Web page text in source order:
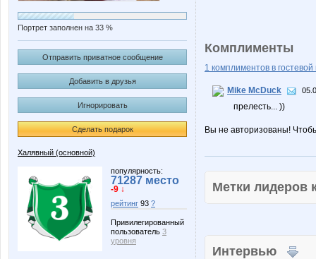
Портрет заполнен на 33 %
Отправить приватное сообщение
Добавить в друзья
Игнорировать
Сделать подарок
Халявный (основной)
популярность:
71287 место
-9 ↓
рейтинг 93 ?
Привилегированный
пользователь 3
уровня
Комплименты
1 комплиментов в гостевой
Mike McDuck
прелесть... ))
Вы не авторизованы!
Метки
Интервью